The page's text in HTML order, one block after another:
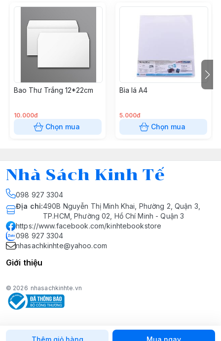
Thêm giỏ hàng Mua ngay
Bao Thư Trắng 12*22cm
10.000đ
Chọn mua
Bìa lá A4
5.000đ
Chọn mua
Nhà Sách Kinh Tế
098 927 3304
Địa chỉ:490B Nguyễn Thị Minh Khai, Phường 2, Quận 3,
TP.HCM, Phường 02, Hồ Chí Minh - Quận 3
https://www.facebook.com/kinhtebookstore
098 927 3304
nhasachkinhte@yahoo.com
Giới thiệu
© 2026 nhasachkinhte.vn